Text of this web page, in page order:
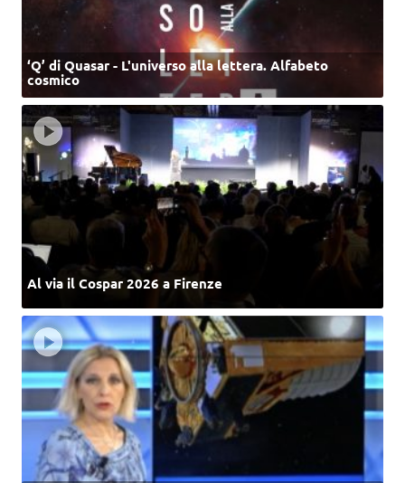
‘Q’ di Quasar - L'universo alla lettera. Alfabeto
cosmico
Al via il Cospar 2026 a Firenze